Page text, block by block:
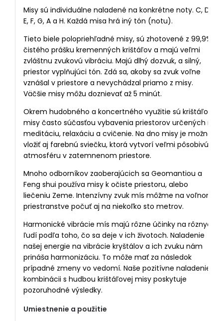
Misy sú individuálne naladené na konkrétne noty. C, D,
E, F, G, A a H. Každá misa hrá iný tón (notu).
Tieto biele polopriehľadné misy, sú zhotovené z 99,9%
čistého prášku kremenných krištáľov a majú veľmi
zvláštnu zvukovú vibráciu. Majú dlhý dozvuk, a silný,
priestor vyplňujúci tón. Zdá sa, akoby sa zvuk voľne
vznášal v priestore a nevychádzal priamo z misy.
Väčšie misy môžu doznievať až 5 minút.
Okrem hudobného a koncertného využitie sú krištáľové
misy často súčasťou vybavenia priestorov určených na
meditáciu, relaxáciu a cvičenie. Na dno misy je možné
vložiť aj farebnú sviečku, ktorá vytvorí veľmi pôsobivú
atmosféru v zatemnenom priestore.
Mnoho odborníkov zaoberajúcich sa Geomantiou a
Feng shui používa misy k očiste priestoru, alebo
liečeniu Zeme. Intenzívny zvuk mís môžme na voľnom
priestranstve počuť aj na niekoľko sto metrov.
Harmonické vibrácie mís majú rôzne účinky na rôznych
ľudí podľa toho, čo sa deje v ich životoch. Naladenie
našej energie na vibrácie kryštálov a ich zvuku nám
prináša harmonizáciu. To môže mať za následok
prípadné zmeny vo vedomí. Naše pozitívne naladenie v
kombinácii s hudbou krištáľovej misy poskytuje
pozoruhodné výsledky.
Umiestnenie a použitie